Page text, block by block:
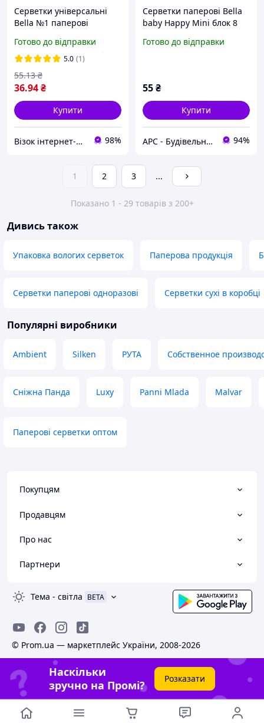
Серветки універсальні
Bella №1 паперові
(5900516421465)
Готово до відправки
5.0 (1)
36.94₴
55.13 ₴
Купити
Візок інтернет-магазин 98%
Серветки паперові Bella
baby Happy Mini блок 8
Готово до відправки
55₴
Купити
АРС - Будівельний інтернет-гіпермаркет 94%
1 2 3 ...
Показано 1 - 29 товарів з 200+
Дивись також
Упаковка вологих серветок Паперова продукція
Серветки паперові одноразові Серветки сухі в коробці
Популярні виробники
Ambient Silken РУТА Собственное
Сніжна Панда Luxy Panni Mlada Malvar
Паперові серветки оптом
Покупцям
Продавцям
Про нас
Партнери
Тема - світла BETA
© Prom.ua — маркетплейс України, 2008-2026
Наскільки
зручно на Промі?
Розказати